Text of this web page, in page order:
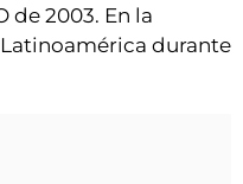
de 2003. En la
durante